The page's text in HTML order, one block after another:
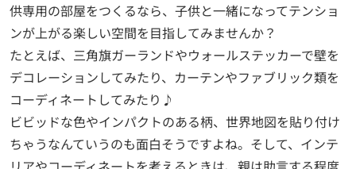
供専用の部屋をつくるなら、子供と一緒になってテンショ
ンが上がる楽しい空間を目指してみませんか？
たとえば、三角旗ガーランドやウォールステッカーで壁を
デコレーションしてみたり、カーテンやファブリック類を
コーディネートしてみたり♪
ビビッドな色やインパクトのある柄、世界地図を貼り付け
ちゃうなんていうのも面白そうですよね。そして、インテ